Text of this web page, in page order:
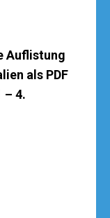
Auflistung
als PDF
– 4.